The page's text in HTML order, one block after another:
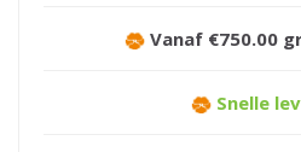
Vanaf €750.00
Snelle